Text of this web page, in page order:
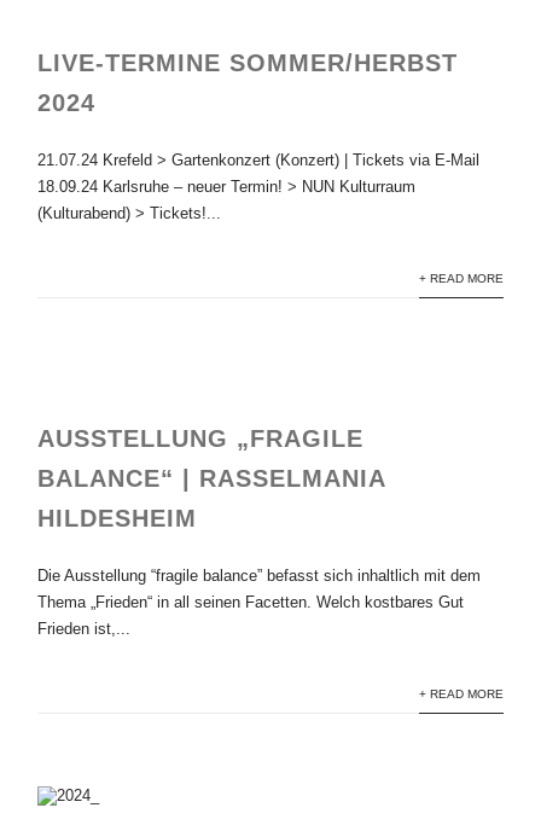
LIVE-TERMINE SOMMER/HERBST
2024
21.07.24 Krefeld > Gartenkonzert (Konzert) | Tickets via E-Mail
18.09.24 Karlsruhe – neuer Termin! > NUN Kulturraum
(Kulturabend) > Tickets!...
+ READ MORE
AUSSTELLUNG „FRAGILE
BALANCE“ | RASSELMANIA
HILDESHEIM
Die Ausstellung “fragile balance” befasst sich inhaltlich mit dem
Thema „Frieden“ in all seinen Facetten. Welch kostbares Gut
Frieden ist,...
+ READ MORE